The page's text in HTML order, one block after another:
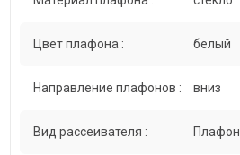
Цвет плафона : белый
Направление плафонов : вниз
Вид рассеивателя : Плафон